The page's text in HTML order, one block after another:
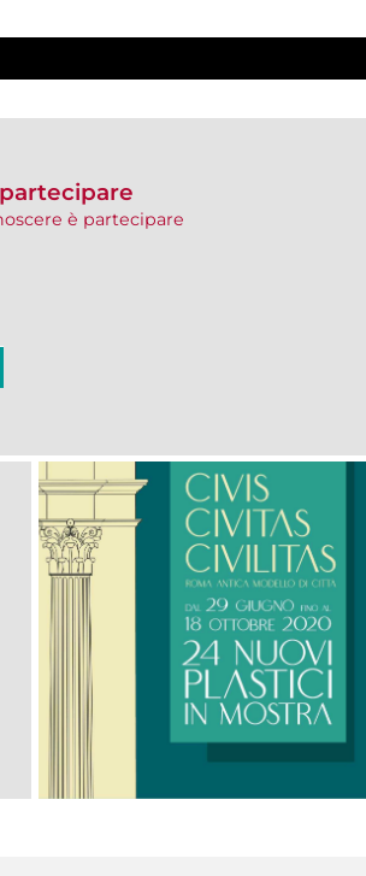
è partecipare